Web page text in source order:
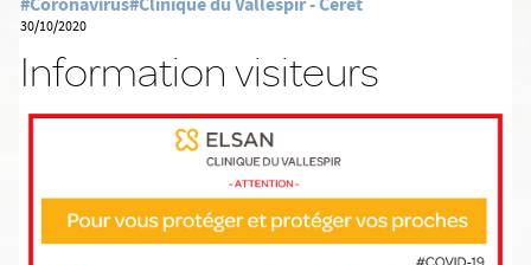
30/10/2020
Information visiteurs